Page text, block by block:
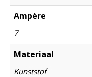
Ampère
7
Materiaal
Kunststof